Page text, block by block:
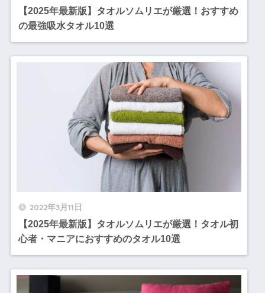
【2025年最新版】タオルソムリエが厳選！おすすめ
の最強吸水タオル10選
2022年3月11日
【2025年最新版】タオルソムリエが厳選！タオル初
心者・マニアにおすすめのタオル10選